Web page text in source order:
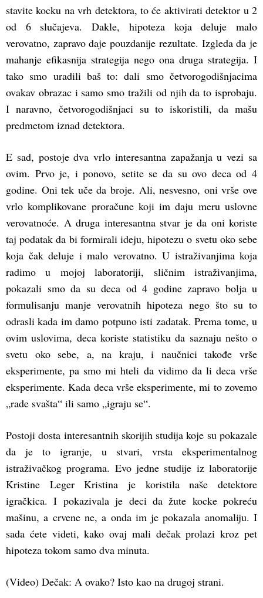
stavite kocku na vrh detektora, to će aktivirati detektor u 2
od 6 slučajeva. Dakle, hipoteza koja deluje malo
verovatno, zapravo daje pouzdanije rezultate. Izgleda da je
mahanje efikasnija strategija nego ona druga strategija. I
tako smo uradili baš to: dali smo četvorogodišnjacima
ovakav obrazac i samo smo tražili od njih da to isprobaju.
I naravno, četvorogodišnjaci su to iskoristili, da mašu
predmetom iznad detektora.
E sad, postoje dva vrlo interesantna zapažanja u vezi sa
ovim. Prvo je, i ponovo, setite se da su ovo deca od 4
godine. Oni tek uče da broje. Ali, nesvesno, oni vrše ove
vrlo komplikovane proračune koji im daju meru uslovne
verovatnoće. A druga interesantna stvar je da oni koriste
taj podatak da bi formirali ideju, hipotezu o svetu oko sebe
koja čak deluje i malo verovatno. U istraživanjima koja
radimo u mojoj laboratoriji, sličnim istraživanjima,
pokazali smo da su deca od 4 godine zapravo bolja u
formulisanju manje verovatnih hipoteza nego što su to
odrasli kada im damo potpuno isti zadatak. Prema tome, u
ovim uslovima, deca koriste statistiku da saznaju nešto o
svetu oko sebe, a, na kraju, i naučnici takođe vrše
eksperimente, pa smo mi hteli da vidimo da li deca vrše
eksperimente. Kada deca vrše eksperimente, mi to zovemo
„rade svašta“ ili samo „igraju se“.
Postoji dosta interesantnih skorijih studija koje su pokazale
da je to igranje, u stvari, vrsta eksperimentalnog
istraživačkog programa. Evo jedne studije iz laboratorije
Kristine Leger Kristina je koristila naše detektore
igračkica. I pokazivala je deci da žute kocke pokreću
mašinu, a crvene ne, a onda im je pokazala anomaliju. I
sada ćete videti, kako ovaj mali dečak prolazi kroz pet
hipoteza tokom samo dva minuta.
(Video) Dečak: A ovako? Isto kao na drugoj strani.